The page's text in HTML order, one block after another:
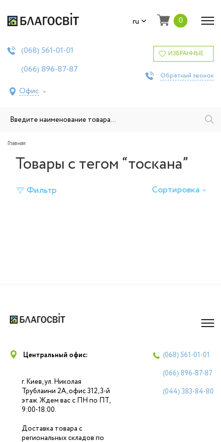
ru 0
(068) 561-01-01
(066) 896-87-87
Офис
ИЗБРАННЫЕ
Обратный звонок
Главная
Товары с тегом “тоскана”
Фильтр Сортировка
Центральный офис:
г. Киев, ул. Николая
Трублаини 2А, офис 312, 3-й
этаж. Ждем вас с ПН по ПТ,
9:00-18:00.
Доставка товара с
региональных складов по
(068) 561-01-01
(066) 896-87-87
(044) 383-84-80